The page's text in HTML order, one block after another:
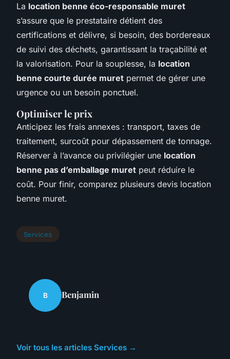
La location benne éco-responsable muret
s’assure que le prestataire détient des
certifications et délivre, si besoin, des bordereaux
de suivi des déchets, garantissant la traçabilité et
la valorisation. Pour la souplesse, la location
benne courte durée muret permet de gérer une
urgence ou un besoin ponctuel.
Optimiser le prix
Anticipez les frais annexes : transport, taxes de
traitement, surcoût pour dépassement de tonnage.
Réserver à l’avance ou privilégier une location
benne pas d’emballage muret peut réduire le
coût. Pour finir, comparez plusieurs devis location
benne muret.
Services
B Benjamin
Voir tous les articles Services →